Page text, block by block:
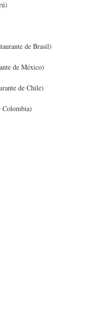
de Brasil)
de México)
de Chile)
Colombia)